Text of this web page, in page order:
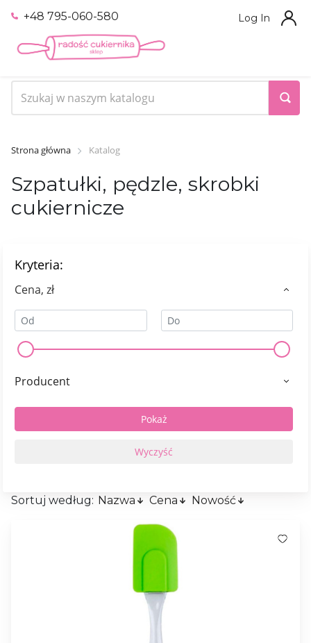
+48 795-060-580 Log In
Strona główna Katalog
Szpatułki, pędzle, skrobki
cukiernicze
Kryteria:
Сena, zł
Producent
Sortuj według: Nazwa Cena Nowość